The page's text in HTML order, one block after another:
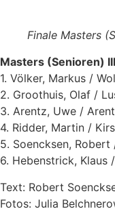
Finale Masters
Masters (Senioren)
1. Völker, Markus /
2. Groothuis, Olaf /
3. Arentz, Uwe /
4. Ridder, Martin /
5. Soencksen,
6. Hebenstrick, Klaus
Text: Robert
Fotos: Julia